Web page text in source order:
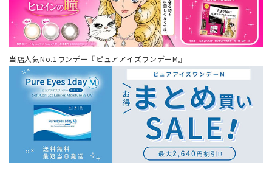
当店人気No.1ワンデー『ピュアアイズワンデーM』